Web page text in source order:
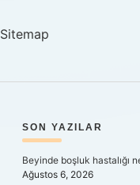
Sitemap
SON YAZILAR
Beyinde boşluk hastalığı
Ağustos 6, 2026